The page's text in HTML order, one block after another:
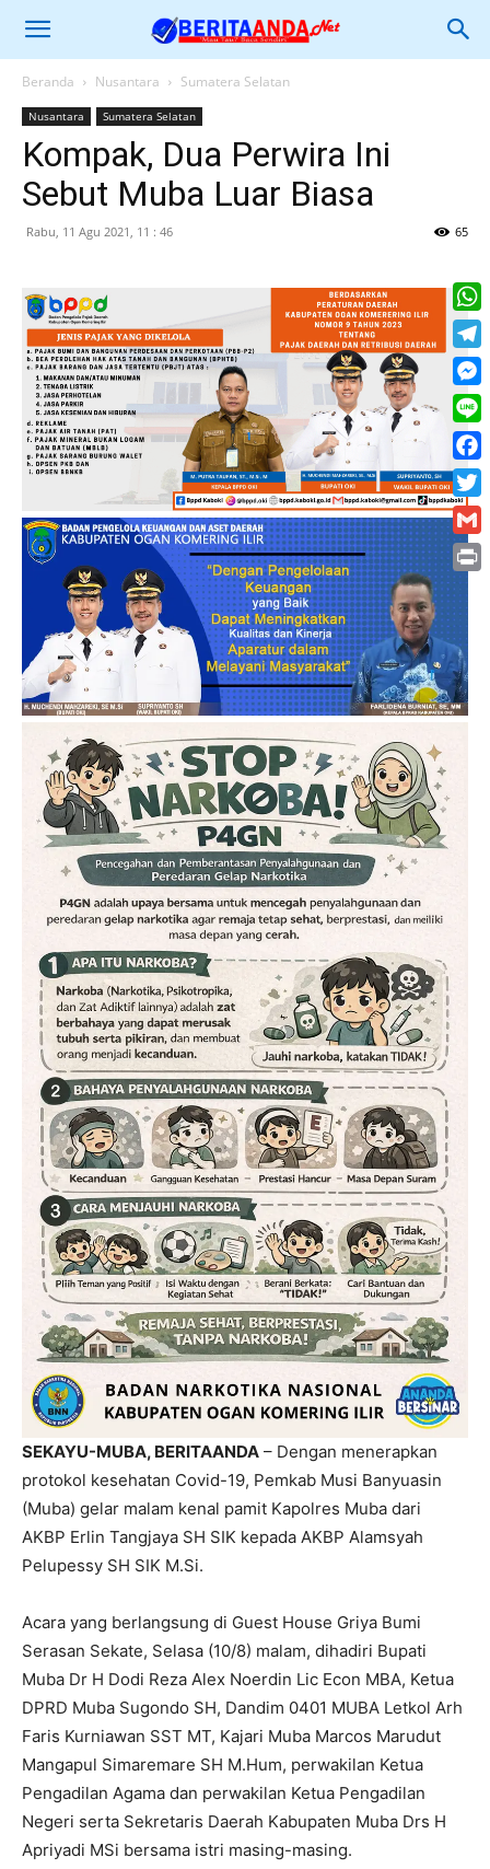
Beranda Nusantara Sumatera Selatan
Nusantara Sumatera Selatan
Kompak, Dua Perwira Ini
Sebut Muba Luar Biasa
Rabu, 11 Agu 2021, 11 : 46 65
SEKAYU-MUBA, BERITAANDA – Dengan menerapkan
protokol kesehatan Covid-19, Pemkab Musi Banyuasin
(Muba) gelar malam kenal pamit Kapolres Muba dari
AKBP Erlin Tangjaya SH SIK kepada AKBP Alamsyah
Pelupessy SH SIK M.Si.
Acara yang berlangsung di Guest House Griya Bumi
Serasan Sekate, Selasa (10/8) malam, dihadiri Bupati
Muba Dr H Dodi Reza Alex Noerdin Lic Econ MBA, Ketua
DPRD Muba Sugondo SH, Dandim 0401 MUBA Letkol Arh
Faris Kurniawan SST MT, Kajari Muba Marcos Marudut
Mangapul Simaremare SH M.Hum, perwakilan Ketua
Pengadilan Agama dan perwakilan Ketua Pengadilan
Negeri serta Sekretaris Daerah Kabupaten Muba Drs H
Apriyadi MSi bersama istri masing-masing.
Line
Print